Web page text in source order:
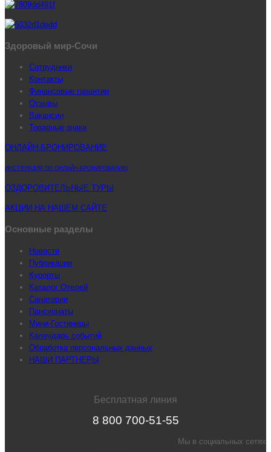
Здоровый мир-Сочи
Сотрудники
Контакты
Финансовые гарантии
Отзывы
Вакансии
Товарные знаки
ОНЛАЙН-БРОНИРОВАНИЕ
ИНСТРУКЦИЯ ПО ОНЛАЙН-БРОНИРОВАНИЮ
ОЗДОРОВИТЕЛЬНЫЕ ТУРЫ
АКЦИИ НА НАШЕМ САЙТЕ
Основные разделы
Новости
Публикации
Курорты
Каталог Отелей
Санатории
Пансионаты
Мини-Гостиницы
Календарь событий
Обработка персональных данных
НАШИ ПАРТНЕРЫ
Бесплатная линия
8 800 700-51-55
Мы в социальных сетях